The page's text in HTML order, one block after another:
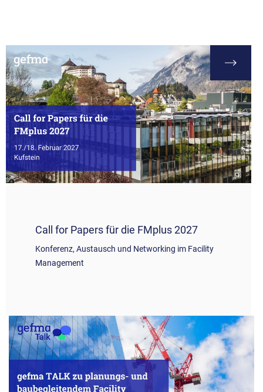
Call for Papers für die FMplus 2027
Konferenz, Austausch und Networking im Facility
Management